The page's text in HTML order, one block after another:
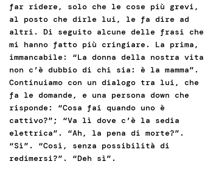
far ridere, solo che le cose più grevi,
al posto che dirle lui, le fa dire ad
altri. Di seguito alcune delle frasi che
mi hanno fatto più cringiare. La prima,
immancabile: “La donna della nostra vita
non c’è dubbio di chi sia: è la mamma”.
Continuiamo con un dialogo tra lui, che
fa le domande, e una persona down che
risponde: “Cosa fai quando uno è
cattivo?”; “Va lì dove c’è la sedia
elettrica”. “Ah, la pena di morte?”.
“Sì”. “Così, senza possibilità di
redimersi?”. “Deh sì”.